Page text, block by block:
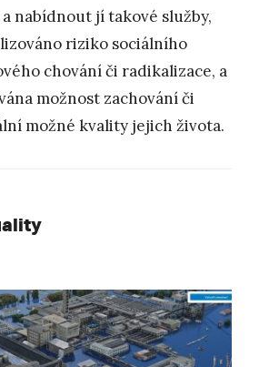
nabídnout jí takové služby,
riziko sociálního
chování či radikalizace, a
možnost zachování či
možné kvality jejich života.